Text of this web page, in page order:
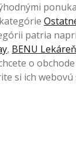
patria
, BENU Lekáreň
o
si ich